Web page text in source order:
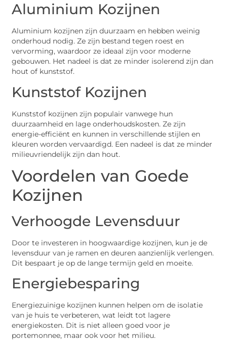
Aluminium Kozijnen
Aluminium kozijnen zijn duurzaam en hebben weinig
onderhoud nodig. Ze zijn bestand tegen roest en
vervorming, waardoor ze ideaal zijn voor moderne
gebouwen. Het nadeel is dat ze minder isolerend zijn dan
hout of kunststof.
Kunststof Kozijnen
Kunststof kozijnen zijn populair vanwege hun
duurzaamheid en lage onderhoudskosten. Ze zijn
energie-efficiënt en kunnen in verschillende stijlen en
kleuren worden vervaardigd. Een nadeel is dat ze minder
milieuvriendelijk zijn dan hout.
Voordelen van Goede
Kozijnen
Verhoogde Levensduur
Door te investeren in hoogwaardige kozijnen, kun je de
levensduur van je ramen en deuren aanzienlijk verlengen.
Dit bespaart je op de lange termijn geld en moeite.
Energiebesparing
Energiezuinige kozijnen kunnen helpen om de isolatie
van je huis te verbeteren, wat leidt tot lagere
energiekosten. Dit is niet alleen goed voor je
portemonnee, maar ook voor het milieu.